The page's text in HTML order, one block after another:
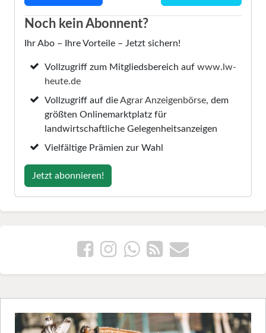
Noch kein Abonnent?
Ihr Abo – Ihre Vorteile – Jetzt sichern!
Vollzugriff zum Mitgliedsbereich aufwww.lw-
heute.de
Vollzugriff auf dieAgrar Anzeigenbörse, dem
größten Onlinemarktplatz für
landwirtschaftliche Gelegenheitsanzeigen
Vielfältige Prämien zur Wahl
Jetzt abonnieren!